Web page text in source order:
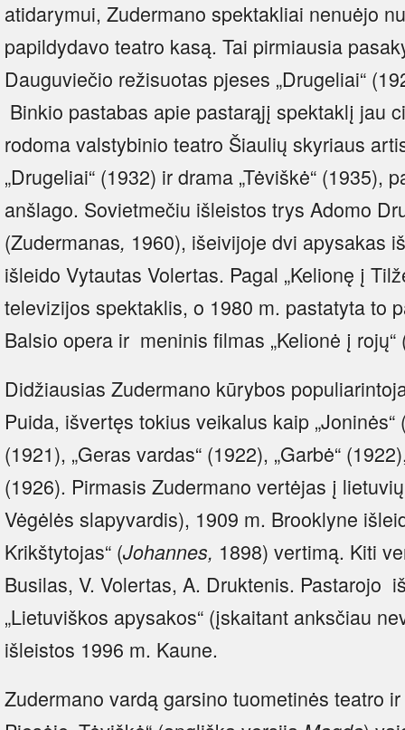
atidarymui, Zudermano spektakliai nenuėjo
papildydavo teatro kasą. Tai pirmiausia
Dauguviečio režisuotas pjeses „Drugeliai“
Binkio pastabas apie pastarąjį spektaklį jau
rodoma valstybinio teatro Šiaulių skyriaus
„Drugeliai“ (1932) ir drama „Tėviškė“ (1935),
anšlago. Sovietmečiu išleistos trys Adomo
(Zudermanas, 1960), išeivijoje dvi apysakas
išleido Vytautas Volertas. Pagal „Kelionę į
televizijos spektaklis, o 1980 m. pastatyta to
Balsio opera ir meninis filmas „Kelionė į
Didžiausias Zudermano kūrybos
Puida, išvertęs tokius veikalus kaip „Joninės“
(1921), „Geras vardas“ (1922), „Garbė“
(1926). Pirmasis Zudermano vertėjas į
Vėgėlės slapyvardis), 1909 m. Brooklyne
Krikštytojas“ (Johannes, 1898) vertimą. Kiti
Busilas, V. Volertas, A. Druktenis. Pastarojo
„Lietuviškos apysakos“ (įskaitant anksčiau
išleistos 1996 m. Kaune.
Zudermano vardą garsino tuometinės teatro